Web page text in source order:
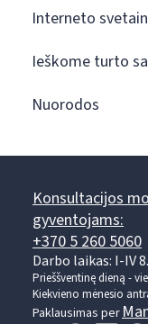
Interneto
Ieškome turto
Nuorodos
Konsultacijos
gyventojams:
+370 5 260 5060
Darbo laikas: I-IV
Prieššventinę dieną -
Kiekvieno mėnesio
Paklausimas per